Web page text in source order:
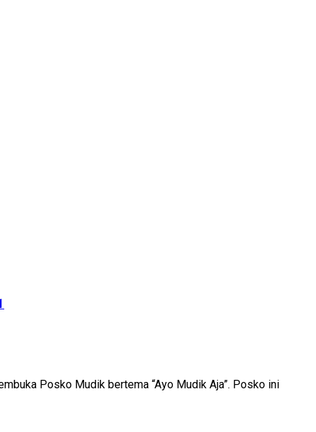
Posko Mudik bertema “Ayo Mudik Aja”. Posko ini